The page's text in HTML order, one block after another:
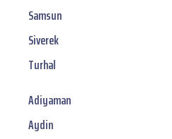
Samsun
Siverek
Turhal
Adiyaman
Aydin